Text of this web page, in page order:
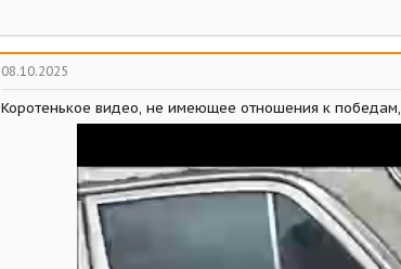
08.10.2025
Коротенькое видео, не имеющее отношения к